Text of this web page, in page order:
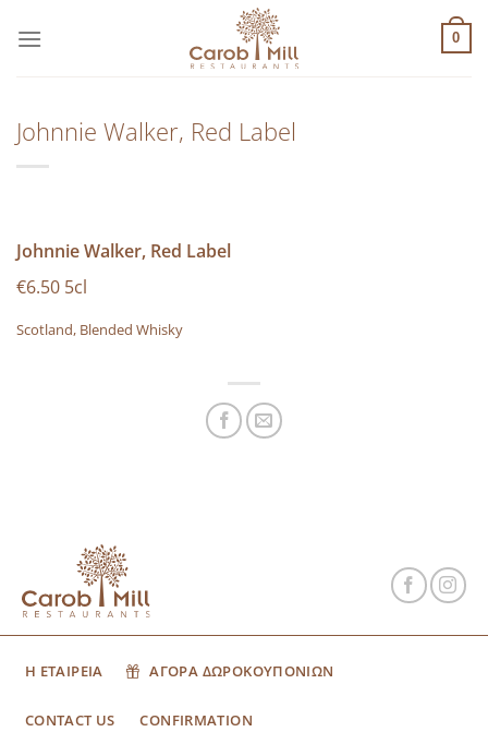
στο
0
Johnnie Walker, Red Label
Johnnie Walker, Red Label
€6.50 5cl
Scotland, Blended Whisky
Η ΕΤΑΙΡΕΙΑ ΑΓΟΡΑ ΔΩΡΟΚΟΥΠΟΝΙΩΝ
CONTACT US CONFIRMATION